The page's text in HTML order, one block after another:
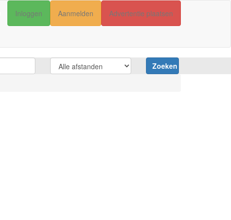
Inloggen Aanmelden Advertentie plaatsen
Zoeken